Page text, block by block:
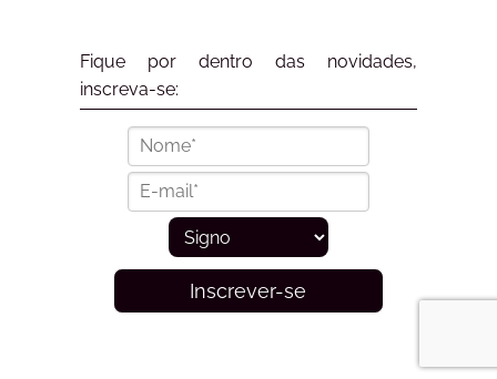
Fique por dentro das novidades,
inscreva-se:
Inscrever-se